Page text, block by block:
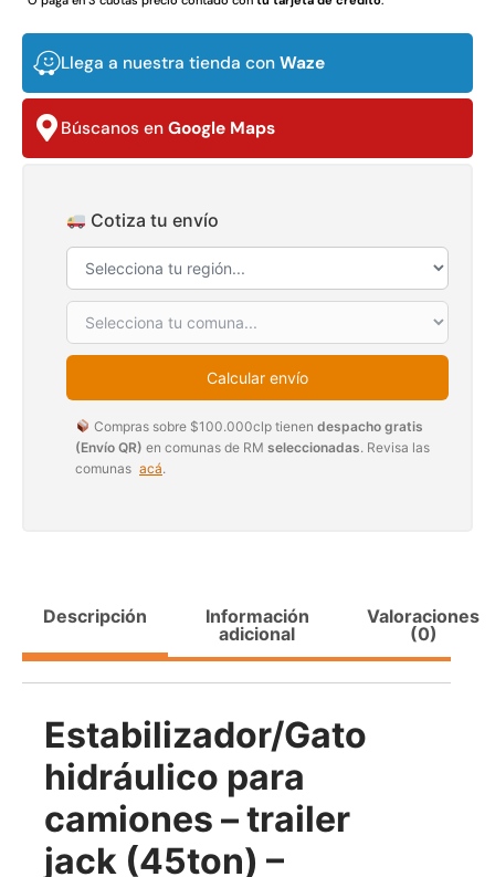
Llega a nuestra tienda con Waze
Búscanos en Google Maps
Cotiza tu envío
Calcular envío
Compras sobre $100.000clp tienen despacho gratis
(Envío QR) en comunas de RM seleccionadas. Revisa las
comunas acá.
Descripción
Información
adicional
Valoraciones
(0)
Estabilizador/Gato
hidráulico para
camiones – trailer
jack (45ton) –
$5.987.128 3.790.990
USA: Crown
30%
Agregar al carrito
Leer